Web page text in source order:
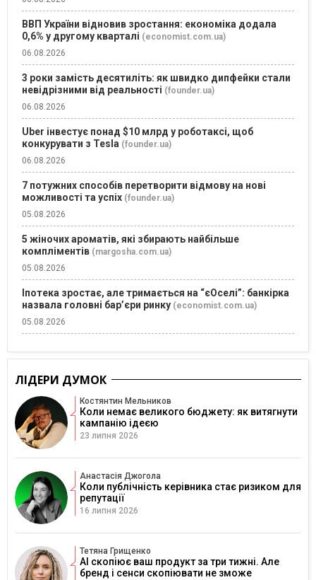
ВВП України відновив зростання: економіка додала
0,6% у другому кварталі (economist.com.ua)
06.08.2026
3 роки замість десятиліть: як швидко дипфейки стали
невідрізними від реальності (founder.ua)
06.08.2026
Uber інвестує понад $10 млрд у роботаксі, щоб
конкурувати з Tesla (founder.ua)
06.08.2026
7 потужних способів перетворити відмову на нові
можливості та успіх (founder.ua)
05.08.2026
5 жіночих ароматів, які збирають найбільше
компліментів (margosha.com.ua)
05.08.2026
Іпотека зростає, але тримається на “єОселі”: банкірка
назвала головні бар’єри ринку (economist.com.ua)
05.08.2026
ЛІДЕРИ ДУМОК
Костянтин Мельников
Коли немає великого бюджету: як витягнути
кампанію ідеєю
23 липня 2026
Анастасія Джогола
Коли публічність керівника стає ризиком для
репутації
16 липня 2026
Тетяна Грищенко
AI скопіює ваш продукт за три тижні. Але
бренд і сенси скопіювати не зможе